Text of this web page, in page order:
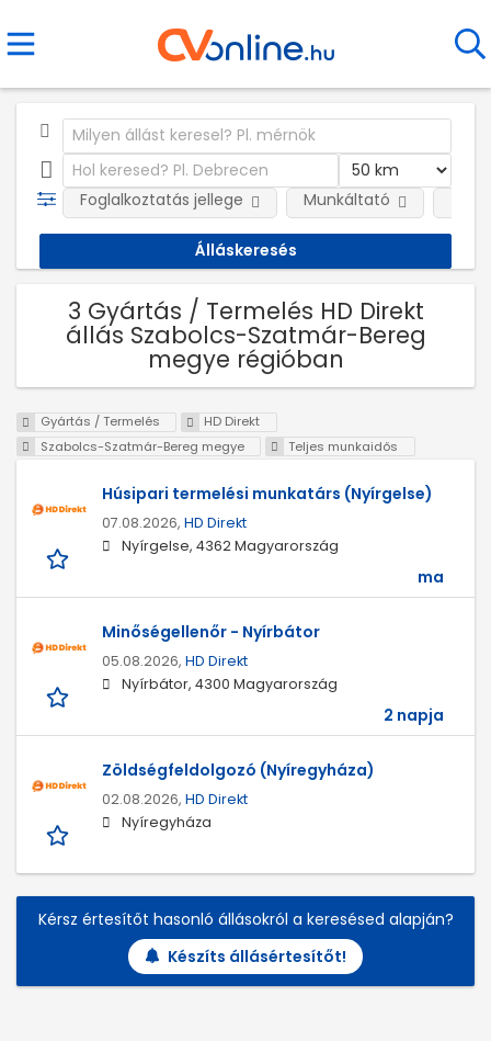
Foglalkoztatás jellege Munkáltató
3 Gyártás / Termelés HD Direkt
állás Szabolcs-Szatmár-Bereg
megye régióban
Gyártás / Termelés
HD Direkt
Szabolcs-Szatmár-Bereg megye
Teljes munkaidős
Húsipari termelési munkatárs (Nyírgelse)
07.08.2026, HD Direkt
Nyírgelse, 4362 Magyarország
ma
Minőségellenőr - Nyírbátor
05.08.2026, HD Direkt
Nyírbátor, 4300 Magyarország
2 napja
Zöldségfeldolgozó (Nyíregyháza)
02.08.2026, HD Direkt
Nyíregyháza
Kérsz értesítőt hasonló állásokról a keresésed alapján?
Készíts állásértesítőt!